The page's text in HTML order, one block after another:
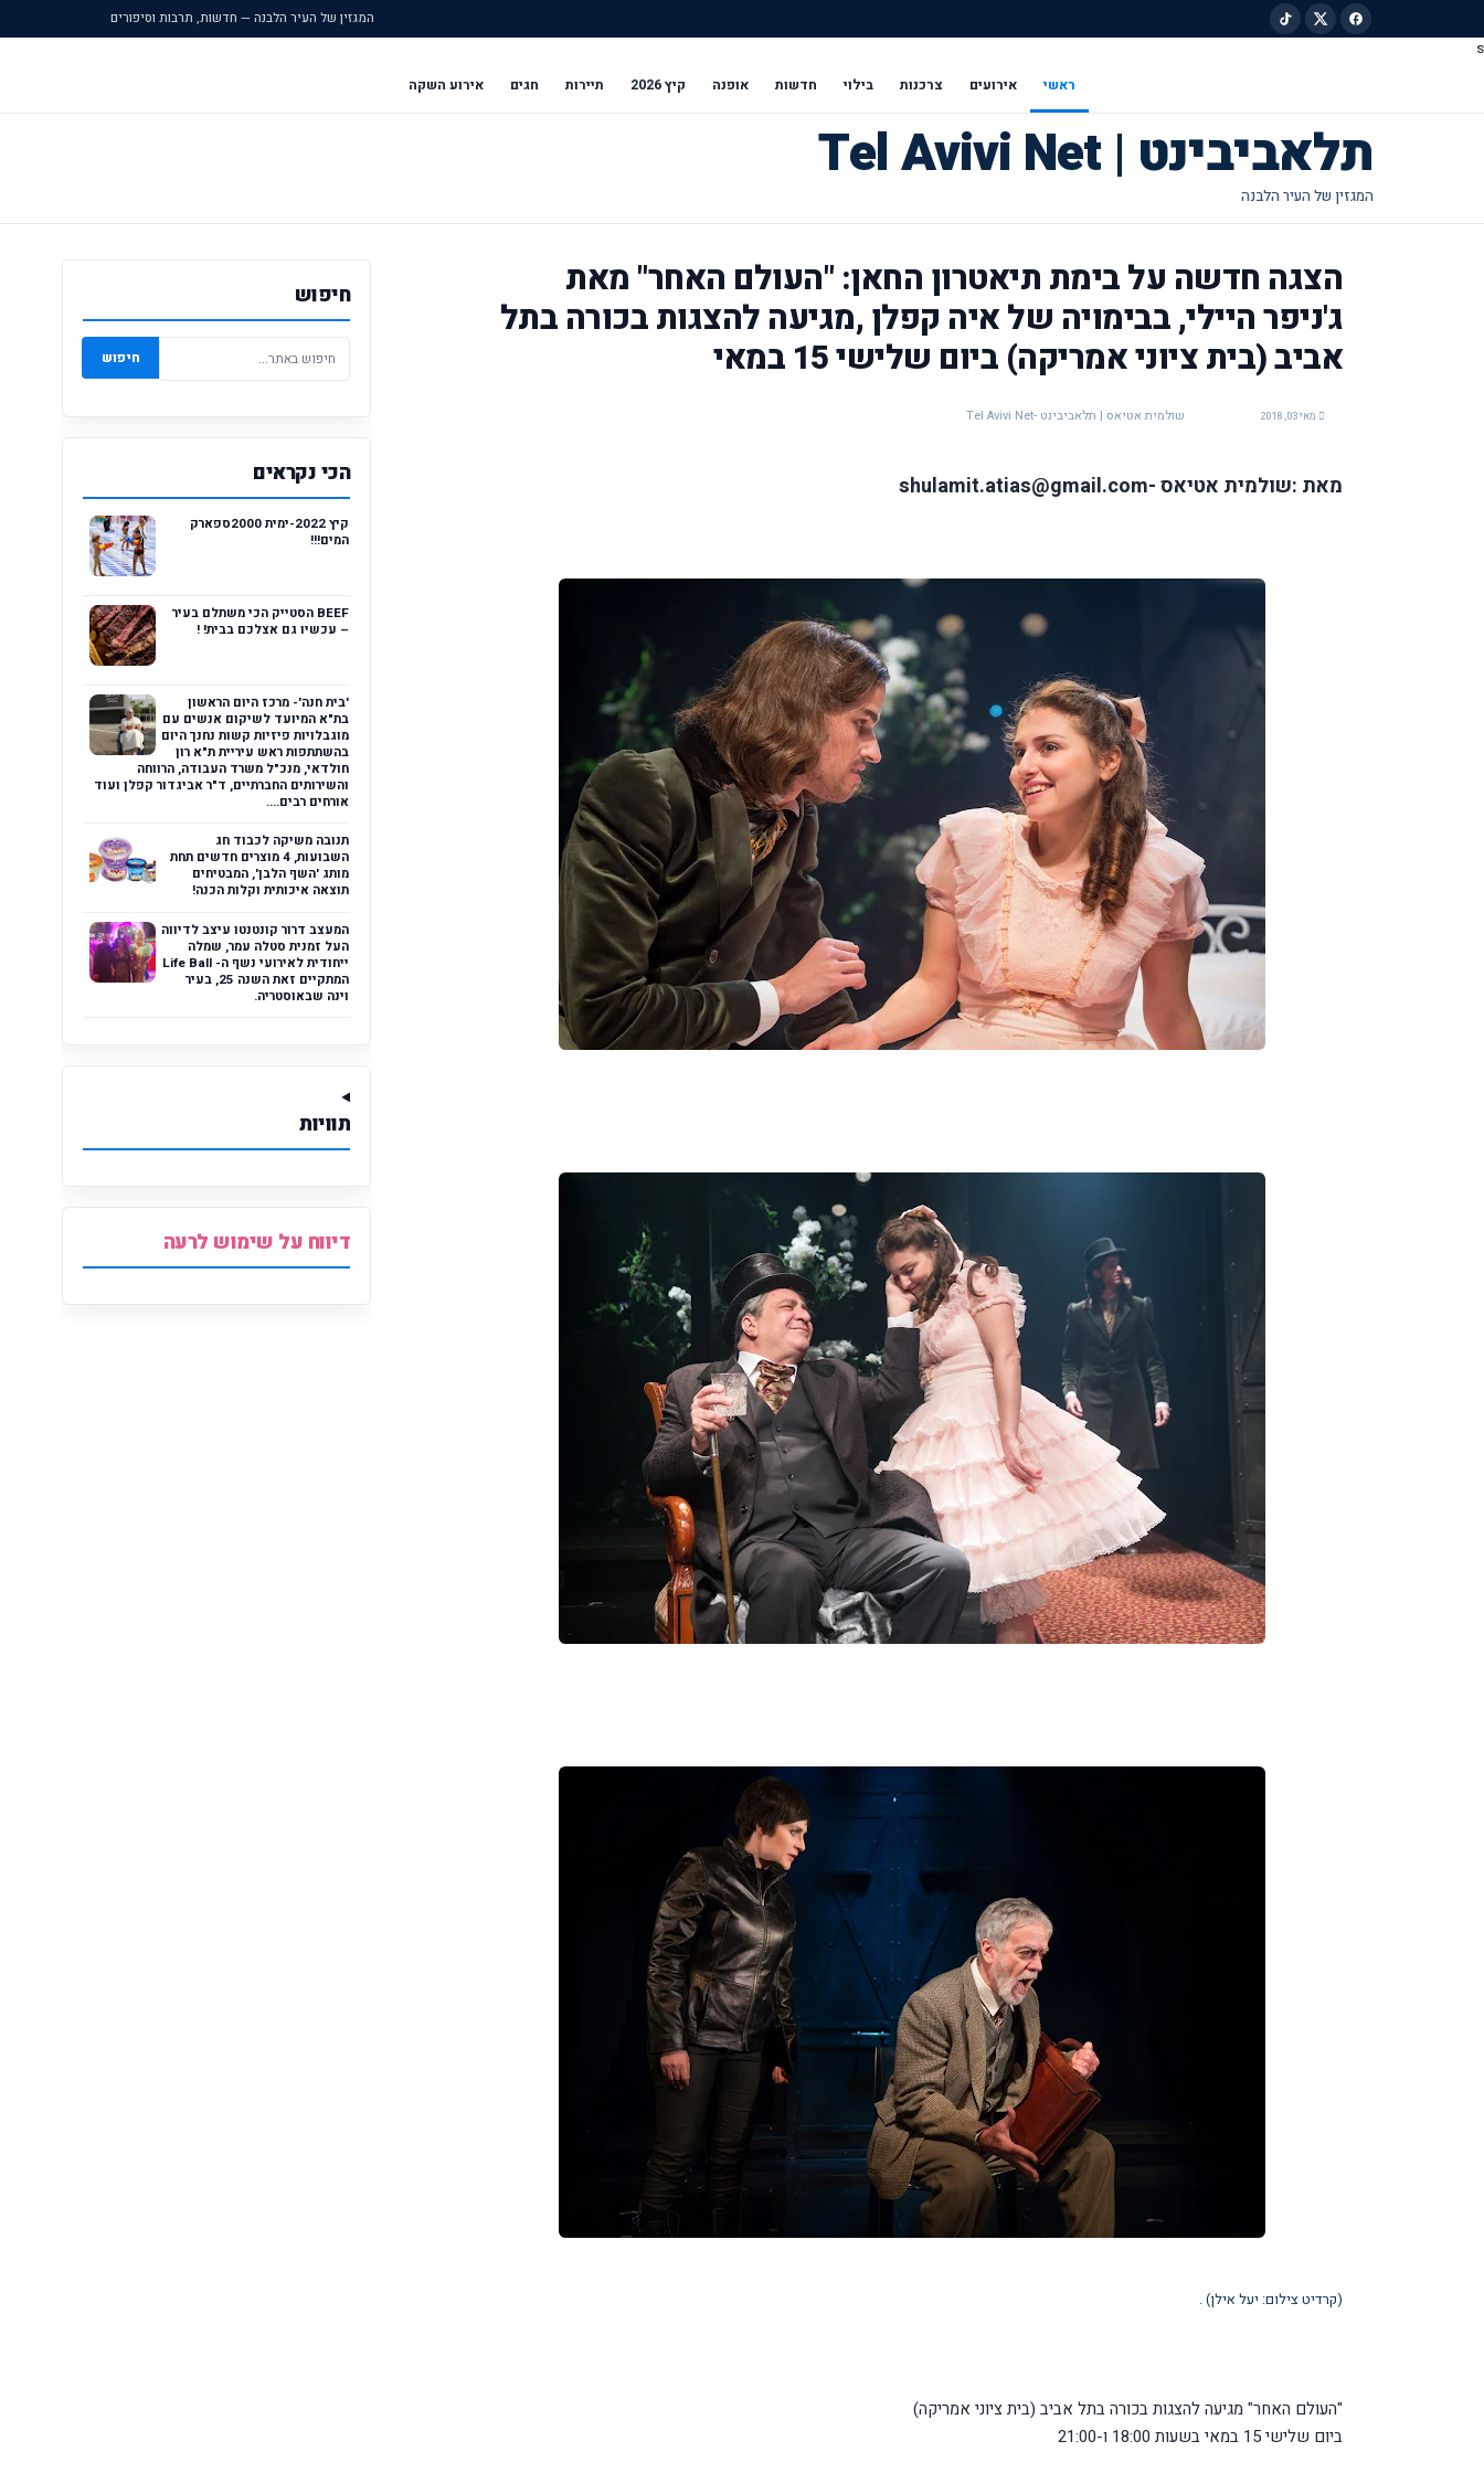
המגזין של העיר הלבנה — חדשות, תרבות וסיפורים
s
ראשי אירועים צרכנות בילוי חדשות אופנה קיץ 2026 תיירות חגים אירוע השקה
תלאביבינט | Tel Avivi Net
הצגה חדשה על בימת תיאטרון החאן: "העולם האחר" מאת
ג'ניפר היילי, בבימויה של איה קפלן ,מגיעה להצגות בכורה בתל
אביב (בית ציוני אמריקה) ביום שלישי 15 במאי
מאי 03, 2018 שולמית אטיאס | תלאביבינט -Tel Avivi Net
מאת :שולמית אטיאס -shulamit.atias@gmail.com
(קרדיט צילום: יעל אילן).
"העולם האחר" מגיעה להצגות בכורה בתל אביב (בית ציוני אמריקה)
ביום שלישי 15 במאי בשעות 18:00 ו-21:00
חיפוש
חיפוש
הכי נקראים
קיץ 2022-ימית 2000ספארק
המים!!!
BEEF הסטייק הכי משתלם בעיר
– עכשיו גם אצלכם בבית! !
'בית חנה'- מרכז היום הראשון
בת"א המיועד לשיקום אנשים עם
מוגבלויות פיזיות קשות נחנך היום
בהשתתפות ראש עיריית ת"א רון
חולדאי, מנכ"ל משרד העבודה, הרווחה
והשירותים החברתיים, ד"ר אביגדור קפלן ועוד
אורחים רבים....
תנובה משיקה לכבוד חג
השבועות, 4 מוצרים חדשים תחת
מותג 'השף הלבן', המבטיחים
תוצאה איכותית וקלות הכנה!
המעצב דרור קונטנטו עיצב לדיווה
העל זמנית סטלה עמר, שמלה
ייחודית לאירועי נשף ה- Life Ball
המתקיים זאת השנה 25, בעיר
וינה שבאוסטריה.
תוויות
דיווח על שימוש לרעה